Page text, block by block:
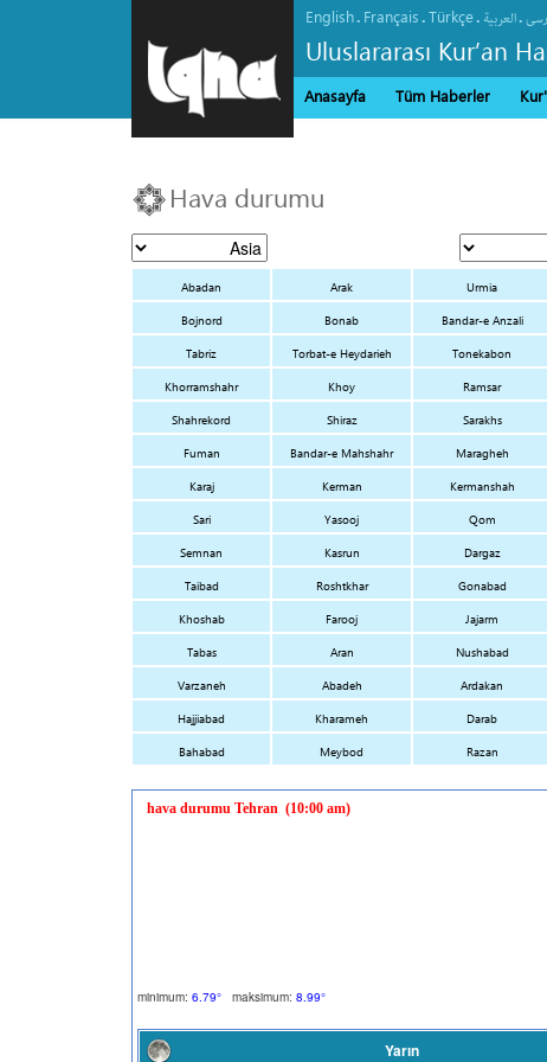
English. Français.Türkçe. العربیة.
Uluslararası Kur’an
Anasayfa Tüm Haberler
Hava durumu
Abadan Arak Urmia
Bojnord
Bonab Bandar-e Anzali
Tabriz
Torbat-e Heydarieh Tonekabon
Khorramshahr
Khoy Ramsar
Shahrekord
Shiraz Sarakhs
Fuman
Bandar-e Mahshahr Maragheh
Karaj
Kerman Kermanshah
Sari
Yasooj Qom
Semnan
Kasrun Dargaz
Taibad
Roshtkhar Gonabad
Khoshab
Farooj Jajarm
Tabas
Aran Nushabad
Varzaneh
Abadeh Ardakan
Hajjiabad
Kharameh Darab
Bahabad
Meybod Razan
hava durumu Tehran (10:00 am)
minimum:6.79° maksimum:8.99°
Yarın